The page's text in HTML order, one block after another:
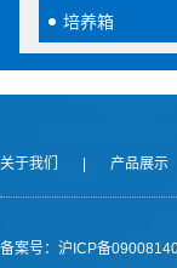
培养箱
关于我们 产品展示
备案号：沪ICP备